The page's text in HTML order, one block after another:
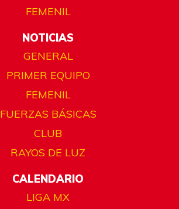
FEMENIL
NOTICIAS
GENERAL
PRIMER EQUIPO
FEMENIL
FUERZAS BÁSICAS
CLUB
RAYOS DE LUZ
CALENDARIO
LIGA MX